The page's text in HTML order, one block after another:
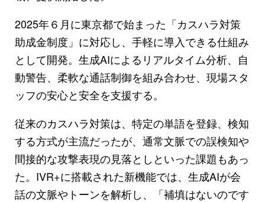
2025年６月に東京都で始まった「カスハラ対策
助成金制度」に対応し、手軽に導入できる仕組み
として開発。生成AIによるリアルタイム分析、自
動警告、柔軟な通話制御を組み合わせ、現場スタ
ッフの安心と安全を支援する。
従来のカスハラ対策は、特定の単語を登録、検知
する方式が主流だったが、通常文脈での誤検知や
間接的な攻撃表現の見落としといった課題もあっ
た。IVR+に搭載された新機能では、生成AIが会
話の文脈やトーンを解析し、「補填はないのです